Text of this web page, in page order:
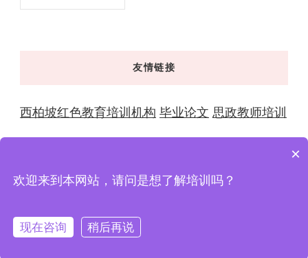
友情链接
西柏坡红色教育培训机构 毕业论文 思政教师培训
© 版权2026年西柏坡红色教育 | 干部培训学院-全国党性
Powered by
×
欢迎来到本网站，请问是想了解培训吗？
现在咨询
稍后再说
在线咨询